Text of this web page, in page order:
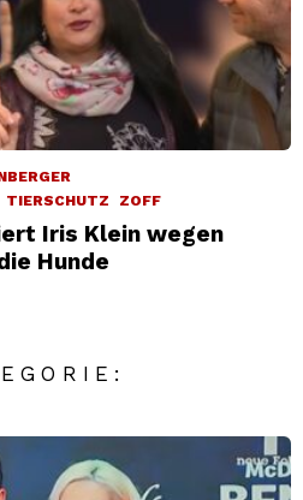
TIERSCHUTZ ZOFF
Iris Klein wegen
Hunde